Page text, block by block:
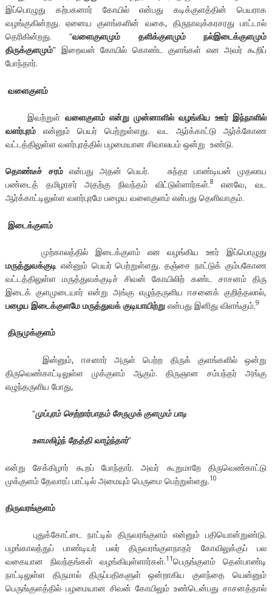
இப்பொழுது கற்பகனார் கோயில் என்பது கடிக்குளத்தின் பெயராக
வழங்குகின்றது. ஏனைய குளங்களின் வகை, திருநாவுக்கரசரது பாட்டால்
தெரிகின்றது. “வளைகுளமும் தளிக்குளமும் நல்இடைக்குளமும்
திருக்குளமும்” இறைவன் கோயில் கொண்ட குளங்கள் என அவர் கூறிப்
போந்தார்.
வளைகுளம்
இவற்றுள் வளைகுளம் என்று முன்னாளில் வழங்கிய ஊர் இந்நாளில்
வளர்புரம்என்னும் பெயர் பெற்றுள்ளது. வட ஆர்க்காட்டு ஆர்க்கோண
வட்டத்திலுள்ள வளர்புரத்தில் பழமையான சிவாலயம் ஒன்று உண்டு.
தொண்டீச் சரம்என்பது அதன் பெயர். சுந்தர பாண்டியன் முதலாய
பண்டைத் தமிழரசர் அதற்கு நிவந்தம் விட்டுள்ளார்கள்.8
எனவே, வட
ஆர்க்காட்டிலுள்ள வளர்புரமே பழைய வளைகுளம் என்பது தெளிவாகும்.
இடைக்குளம்
முற்காலத்தில் இடைக்குளம் என வழங்கிய ஊர் இப்பொழுது
மருத்துவக்குடிஎன்னும் பெயர் பெற்றுள்ளது. தஞ்சை நாட்டுக் கும்பகோண
வட்டத்திலுள்ள மருத்துவக்குடிச் சிவன் கோயிலிற் கண்ட சாசனம் திரு
இடைக் குளமுடையார் என்று அங்கு எழுந்தருளிய ஈசனைக் குறித்தலால்,
பழைய இடைக்குளமே மருத்துவக் குடியாயிற்று என்பது இனிது விளங்கும்.9
திருமுக்குளம்
இன்னும், ஈசனார் அருள் பெற்ற திருக் குளங்களில் ஒன்று
திருவெண்காட்டிலுள்ள முக்குளம் ஆகும். திருஞான சம்பந்தர் அங்கு
எழுந்தருளிய போது,
“முப்புரம் செற்றார்பாதம் சேருமுக் குளமும் பாடி
உளமகிழ்ந் தேத்தி வாழ்ந்தார்”
என்று சேக்கிழார் கூறப் போந்தார். அவர் கூறுமாறே திருவெண்காட்டு
முக்குளம் தேவாரப் பாட்டில் அமையும் பெருமை பெற்றுள்ளது.10
திருவரங்குளம்
புதுக்கோட்டை நாட்டில் திருவரங்குளம் என்னும் பதியொன்றுண்டு.
பழங்காலத்துப் பாண்டியர் பலர் திருவரங்குளநாதர் கோவிலுக்குப் பல
வகையான நிவந்தங்கள் வழங்கியுள்ளார்கள்.11பெருங்குளம் தென்பாண்டி
நாட்டிலுள்ள திருமால் திருப்பதிகளுள் ஒன்றாகிய குளந்தை யென்னும்
பெருங்குளத்தில் பழமையான சிவன் கோயிலும் உண்டென்பது சாசனத்தால்